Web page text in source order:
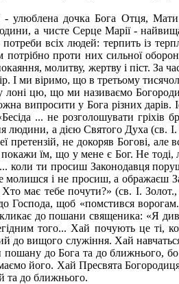
дочка Бога Отця,
а чисте Серце Марії -
всіх людей: терпить із
потрібно проти них сильної
молитву, жертву і піст.
І ми віримо, що в третьому
лоні цю, що ми називаємо
випросити у Бога різних
... не розголошувати
людини, а дією Святого Духа
претензій, не докоряв Богові,
їм, що у мене є Бог. Не
... коли ти просиш Законодавця
і не просиш, а ображаєш
має тебе почути?» (св. І.
щоб «помстився
до пошани священика: «Я
того... Хай почують це
до вищого служіння. Хай
до Бога та до ближнього,
його. Хай Пресвята
та до ближнього.